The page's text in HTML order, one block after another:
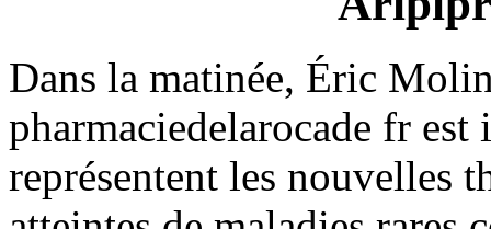
Dans la matinée, Éric
pharmaciedelarocade fr
représentent les nouvelles